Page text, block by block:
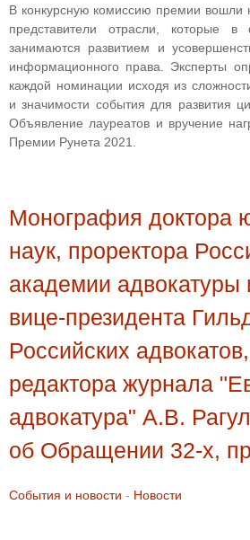
В конкурсную комиссию премии вошли
представители отрасли, которые в
занимаются развитием и
информационного права. Эксперты
каждой номинации исходя из
и значимости события для развития
Объявление лауреатов и вручение
Премии Рунета 2021.
Монография доктора
наук, проректора
академии адвокатуры
вице-президента
Российских
редактора журнала
адвокатура" А.В.
об Обращении 32-х,
События и новости - Новости